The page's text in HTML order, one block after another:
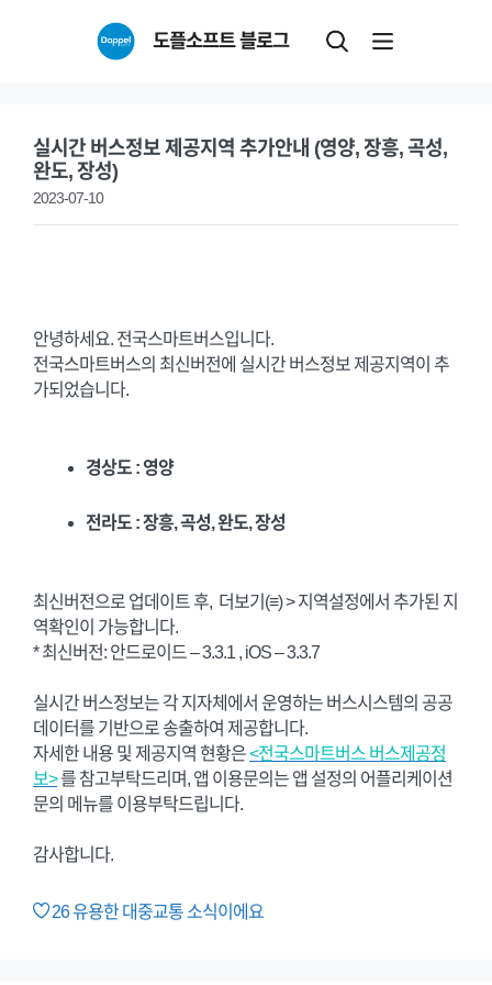
도플소프트 블로그
실시간 버스정보 제공지역 추가안내 (영양, 장흥, 곡성,
완도, 장성)
2023-07-10
안녕하세요. 전국스마트버스입니다.
전국스마트버스의 최신버전에 실시간 버스정보 제공지역이 추
가되었습니다.
경상도 : 영양
전라도 : 장흥, 곡성, 완도, 장성
최신버전으로 업데이트 후, 더보기(≡) > 지역설정에서 추가된 지
역확인이 가능합니다.
* 최신버전: 안드로이드 – 3.3.1 , iOS – 3.3.7
실시간 버스정보는 각 지자체에서 운영하는 버스시스템의 공공
데이터를 기반으로 송출하여 제공합니다.
자세한 내용 및 제공지역 현황은<전국스마트버스 버스제공정
보>를 참고부탁드리며, 앱 이용문의는 앱 설정의 어플리케이션
문의 메뉴를 이용부탁드립니다.
감사합니다.
26유용한 대중교통 소식이에요